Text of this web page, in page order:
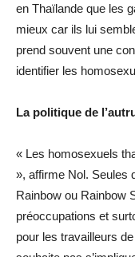
en Thaïlande que les
mieux car ils lui
prend souvent une
identifier les
La politique de
« Les homosexuels
», affirme Nol. Seules
Rainbow ou Rainbow
préoccupations et
pour les travailleurs